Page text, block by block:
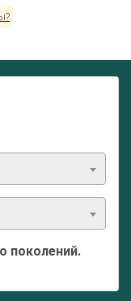
поколений.